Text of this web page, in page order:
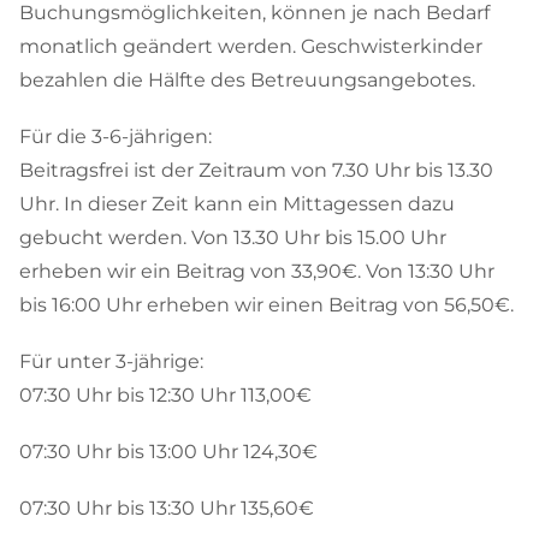
Buchungsmöglichkeiten, können je nach Bedarf
monatlich geändert werden. Geschwisterkinder
bezahlen die Hälfte des Betreuungsangebotes.
Für die 3-6-jährigen:
Beitragsfrei ist der Zeitraum von 7.30 Uhr bis 13.30
Uhr. In dieser Zeit kann ein Mittagessen dazu
gebucht werden. Von 13.30 Uhr bis 15.00 Uhr
erheben wir ein Beitrag von 33,90€. Von 13:30 Uhr
bis 16:00 Uhr erheben wir einen Beitrag von 56,50€.
Für unter 3-jährige:
07:30 Uhr bis 12:30 Uhr 113,00€
07:30 Uhr bis 13:00 Uhr 124,30€
07:30 Uhr bis 13:30 Uhr 135,60€